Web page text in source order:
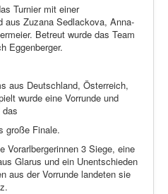
Turnier mit einer
aus Zuzana Sedlackova, Anna-
Betreut wurde das Team
Eggenberger.
aus Deutschland, Österreich,
wurde eine Vorrunde und
große Finale.
Vorarlbergerinnen 3 Siege, eine
Glarus und ein Unentschieden
aus der Vorrunde landeten sie